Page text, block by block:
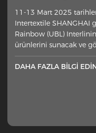
11-13 Mart 2025
Intertextile SHANGHAI
Rainbow (UBL)
ürünlerini sunacak ve
DAHA FAZLA BILGI